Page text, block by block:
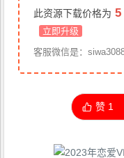
此资源下载价格为 5
立即升级
赞 1